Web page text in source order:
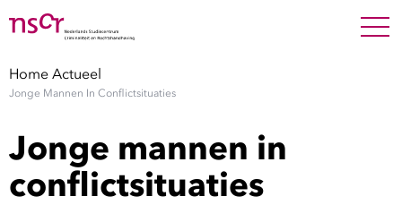
Medewerkers
Home Actueel
Jonge Mannen In Conflictsituaties
Jonge mannen in
conflictsituaties